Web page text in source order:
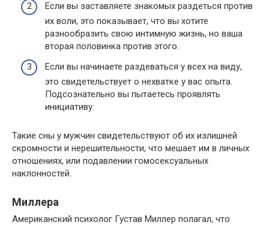
Если вы заставляете знакомых раздеться против
их воли, это показывает, что вы хотите
разнообразить свою интимную жизнь, но ваша
вторая половинка против этого.
Если вы начинаете раздеваться у всех на виду,
это свидетельствует о нехватке у вас опыта.
Подсознательно вы пытаетесь проявлять
инициативу.
Такие сны у мужчин свидетельствуют об их излишней
скромности и нерешительности, что мешает им в личных
отношениях, или подавлении гомосексуальных
наклонностей.
Миллера
Американский психолог Густав Миллер полагал, что